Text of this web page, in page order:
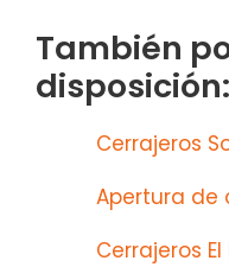
También
disposición:
Cerrajeros
Apertura de
Cerrajeros